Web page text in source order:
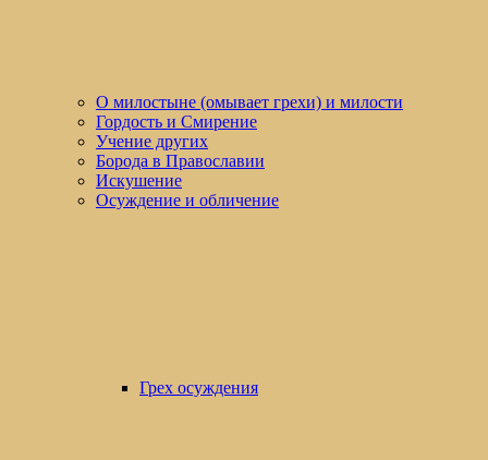
О милостыне (омывает грехи) и милости
Гордость и Смирение
Учение других
Борода в Православии
Искушение
Осуждение и обличение
Грех осуждения